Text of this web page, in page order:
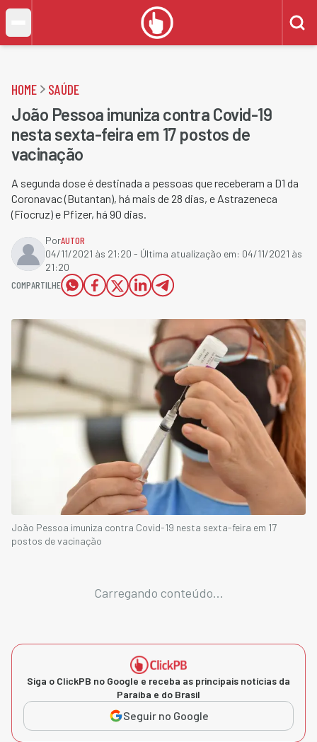
HOME SAÚDE
João Pessoa imuniza contra Covid-19
nesta sexta-feira em 17 postos de
vacinação
A segunda dose é destinada a pessoas que receberam a D1 da
Coronavac (Butantan), há mais de 28 dias, e Astrazeneca
(Fiocruz) e Pfizer, há 90 dias.
PorAUTOR
04/11/2021 às 21:20 - Última atualização em: 04/11/2021 às
21:20
COMPARTILHE
João Pessoa imuniza contra Covid-19 nesta sexta-feira em 17
postos de vacinação
Carregando conteúdo...
Siga o ClickPB no Google e receba as principais notícias da
Paraíba e do Brasil
Seguir no Google